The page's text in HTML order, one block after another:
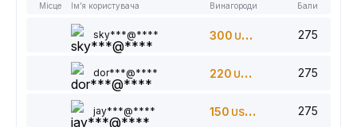
Місце Ім’я користувача Винагороди Бали
sky***@**** 300 USDT 275
dor***@**** 220 USDT 275
jay***@**** 150 USDT 275